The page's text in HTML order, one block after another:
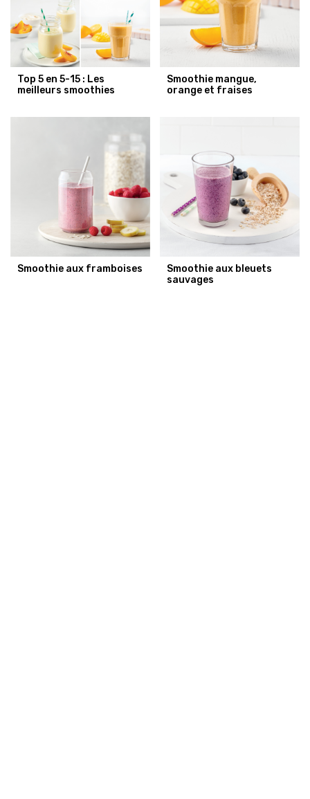
Top 5 en 5-15 : Les
meilleurs smoothies
Smoothie mangue,
orange et fraises
Smoothie aux framboises
Smoothie aux bleuets
sauvages